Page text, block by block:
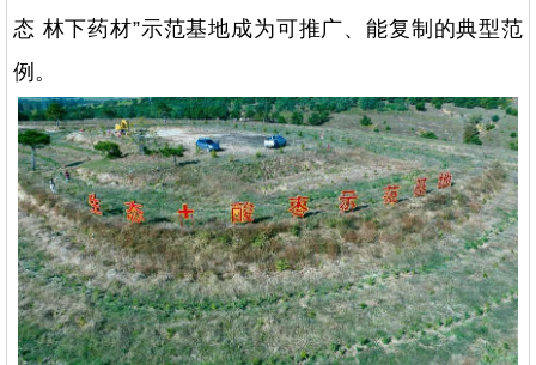
态 林下药材”示范基地成为可推广、能复制的典型范
例。